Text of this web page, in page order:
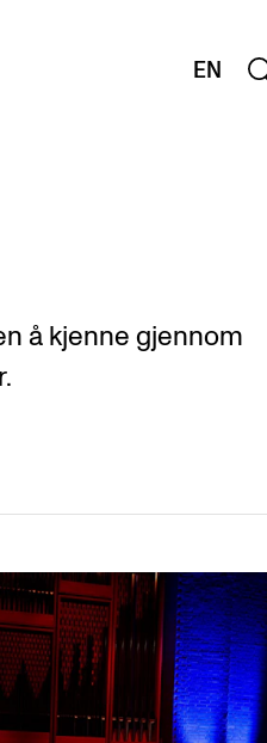
EN
å kjenne gjennom